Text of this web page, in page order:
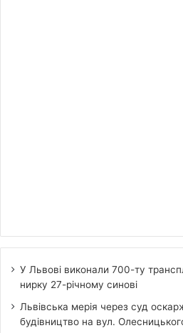
У Львові виконали 700-ту
нирку 27-річному синові
Львівська мерія через суд
будівництво на вул.